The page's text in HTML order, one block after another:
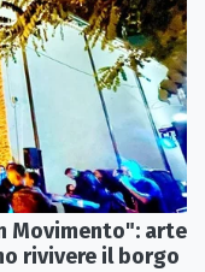
Movimento": arte
rivivere il borgo